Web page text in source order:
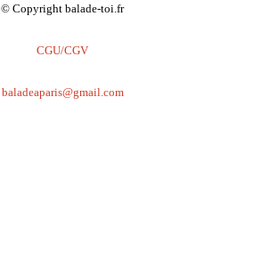
© Copyright balade-toi.fr
CGU/CGV
baladeaparis@gmail.com